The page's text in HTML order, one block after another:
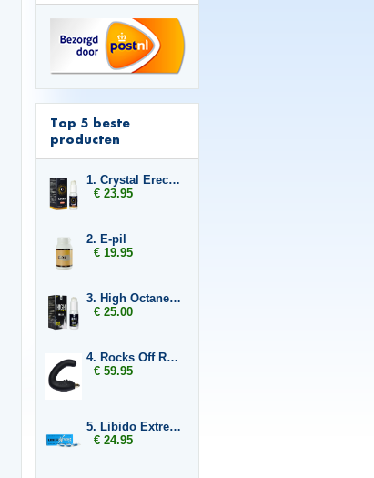
Top 5 beste
producten
1. Crystal Erection
€ 23.95
2. E-pil
€ 19.95
3. High Octane G-Force
€ 25.00
4. Rocks Off Rude Boy
€ 59.95
5. Libido Extreme
€ 24.95